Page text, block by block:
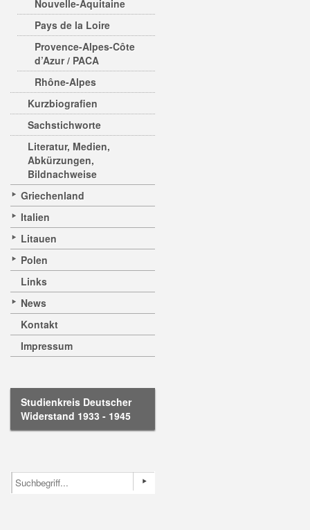
Nouvelle-Aquitaine
Pays de la Loire
Provence-Alpes-Côte
d’Azur / PACA
Rhône-Alpes
Kurzbiografien
Sachstichworte
Literatur, Medien,
Abkürzungen,
Bildnachweise
Griechenland
Italien
Litauen
Polen
Links
News
Kontakt
Impressum
Studienkreis Deutscher
Widerstand 1933 - 1945